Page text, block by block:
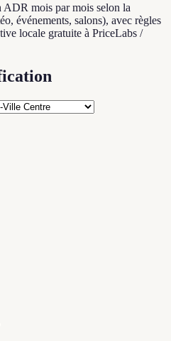
mois par mois selon la
événements, salons), avec règles
locale gratuite à PriceLabs /